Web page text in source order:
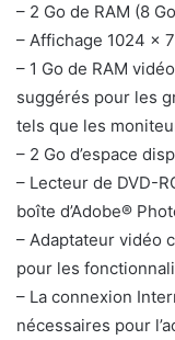
– 2 Go de RAM (8
– Affichage 1024 x
– 1 Go de RAM
suggérés pour les
tels que les
– 2 Go d’espace
– Lecteur de DVD-
boîte d’Adobe®
– Adaptateur vidéo
pour les
– La connexion
nécessaires pour